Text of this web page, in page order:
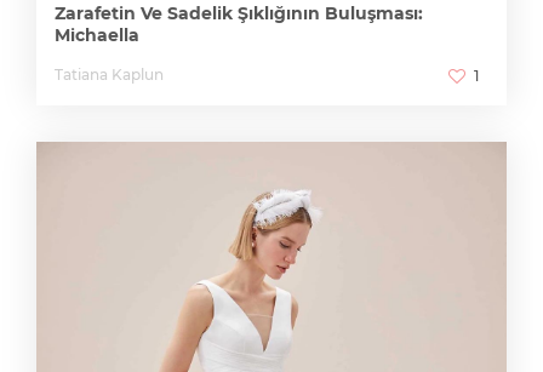
Zarafetin Ve Sadelik Şıklığının Buluşması:
Michaella
Tatiana Kaplun 1